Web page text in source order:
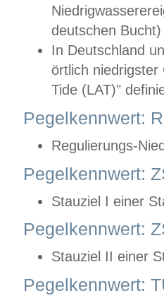
deutschen
In Deutschland
örtlich
Tide (LAT)"
Pegelkennwert:
Regulierungs-
Pegelkennwert:
Stauziel I einer
Pegelkennwert:
Stauziel II einer
Pegelkennwert: